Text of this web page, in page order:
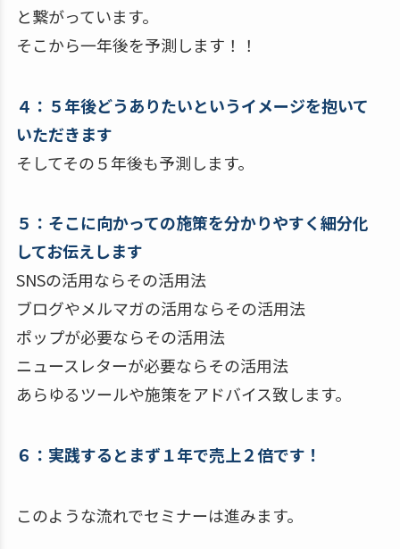
と繋がっています。
そこから一年後を予測します！！
４：５年後どうありたいというイメージを抱いて
いただきます
そしてその５年後も予測します。
５：そこに向かっての施策を分かりやすく細分化
してお伝えします
SNSの活用ならその活用法
ブログやメルマガの活用ならその活用法
ポップが必要ならその活用法
ニュースレターが必要ならその活用法
あらゆるツールや施策をアドバイス致します。
６：実践するとまず１年で売上２倍です！
このような流れでセミナーは進みます。